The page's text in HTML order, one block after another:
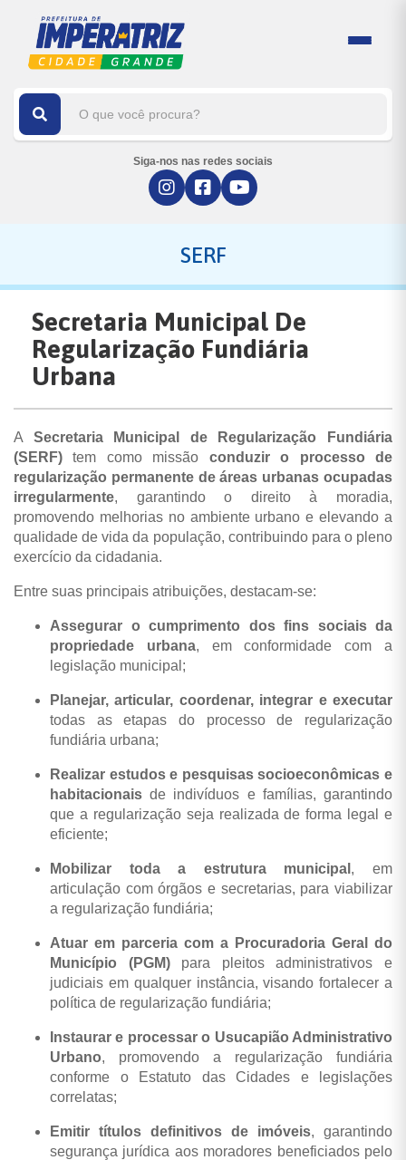
Siga-nos nas redes sociais
SERF
Secretaria Municipal De
Regularização Fundiária
Urbana
A Secretaria Municipal de Regularização Fundiária
(SERF) tem como missão conduzir o processo de
regularização permanente de áreas urbanas ocupadas
irregularmente, garantindo o direito à moradia,
promovendo melhorias no ambiente urbano e elevando a
qualidade de vida da população, contribuindo para o pleno
exercício da cidadania.
Entre suas principais atribuições, destacam-se:
Assegurar o cumprimento dos fins sociais da
propriedade urbana, em conformidade com a
legislação municipal;
Planejar, articular, coordenar, integrar e executar
todas as etapas do processo de regularização
fundiária urbana;
Realizar estudos e pesquisas socioeconômicas e
habitacionais de indivíduos e famílias, garantindo
que a regularização seja realizada de forma legal e
eficiente;
Mobilizar toda a estrutura municipal , em
articulação com órgãos e secretarias, para viabilizar
a regularização fundiária;
Atuar em parceria com a Procuradoria Geral do
Município (PGM)para pleitos administrativos e
judiciais em qualquer instância, visando fortalecer a
política de regularização fundiária;
Instaurar e processar o Usucapião Administrativo
Urbano, promovendo a regularização fundiária
conforme o Estatuto das Cidades e legislações
correlatas;
Emitir títulos definitivos de imóveis, garantindo
segurança jurídica aos moradores beneficiados pelo